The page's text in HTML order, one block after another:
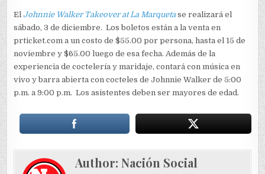
ElJohnnie Walker Takeover at La Marqueta se realizará el
sábado, 3 de diciembre. Los boletos están a la venta en
prticket.com a un costo de $55.00 por persona, hasta el 15 de
noviembre y $65.00 luego de esa fecha. Además de la
experiencia de coctelería y maridaje, contará con música en
vivo y barra abierta con cocteles de Johnnie Walker de 5:00
p.m. a 9:00 p.m. Los asistentes deben ser mayores de edad.
Author:Nación Social